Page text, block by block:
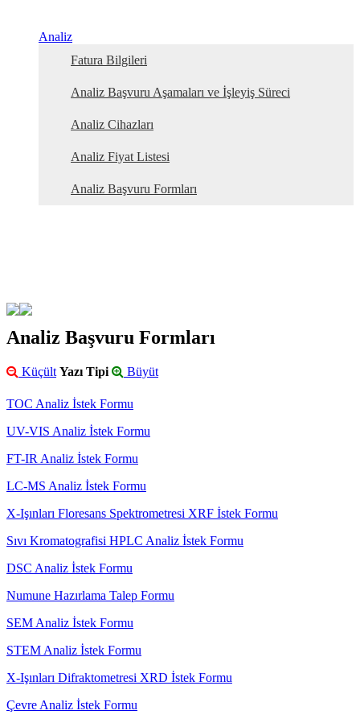
Analiz
Fatura Bilgileri
Analiz Başvuru Aşamaları ve İşleyiş Süreci
Analiz Cihazları
Analiz Fiyat Listesi
Analiz Başvuru Formları
Analiz Başvuru Formları
Küçült Yazı Tipi Büyüt
TOC Analiz İstek Formu
UV-VIS Analiz İstek Formu
FT-IR Analiz İstek Formu
LC-MS Analiz İstek Formu
X-Işınları Floresans Spektrometresi XRF İstek Formu
Sıvı Kromatografisi HPLC Analiz İstek Formu
DSC Analiz İstek Formu
Numune Hazırlama Talep Formu
SEM Analiz İstek Formu
STEM Analiz İstek Formu
X-Işınları Difraktometresi XRD İstek Formu
Çevre Analiz İstek Formu